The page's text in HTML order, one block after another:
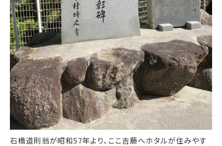
石橋道則翁が昭和57年より、ここ吉藤へホタルが住みやす